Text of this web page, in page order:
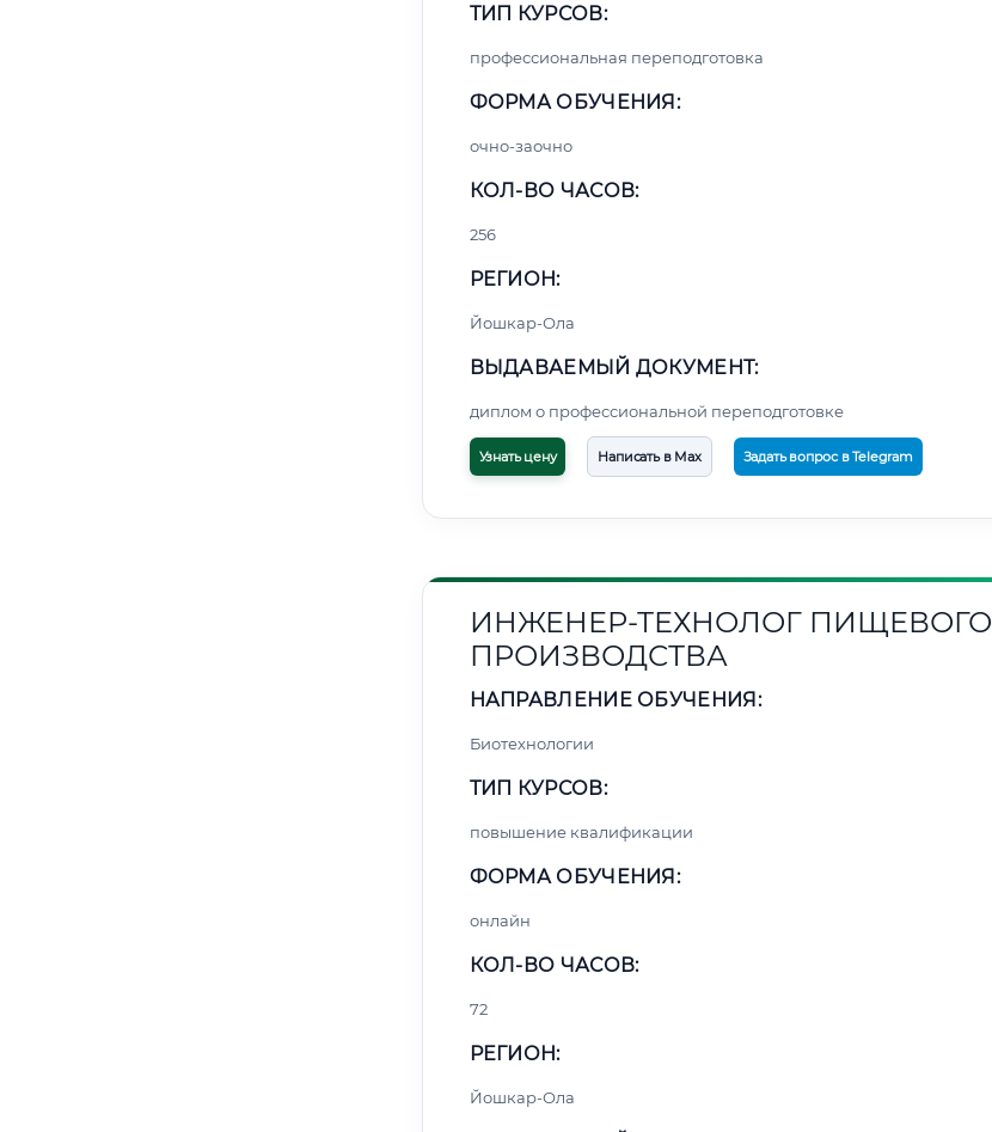
ТИП КУРСОВ:
профессиональная переподготовка
ФОРМА ОБУЧЕНИЯ:
очно-заочно
КОЛ-ВО ЧАСОВ:
256
РЕГИОН:
Йошкар-Ола
ВЫДАВАЕМЫЙ ДОКУМЕНТ:
диплом о профессиональной переподготовке
Узнать цену Написать в Max Задать вопрос в Telegram
ИНЖЕНЕР-ТЕХНОЛОГ ПИЩЕВОГО
ПРОИЗВОДСТВА
НАПРАВЛЕНИЕ ОБУЧЕНИЯ:
Биотехнологии
ТИП КУРСОВ:
повышение квалификации
ФОРМА ОБУЧЕНИЯ:
онлайн
КОЛ-ВО ЧАСОВ:
72
РЕГИОН:
Йошкар-Ола